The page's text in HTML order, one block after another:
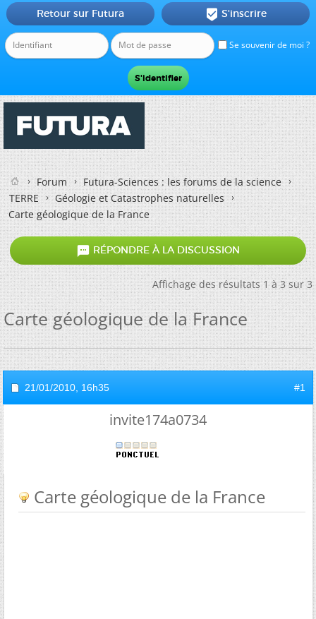
Se souvenir de moi ?
Retour sur Futura  S'inscrire
Forum
Futura-Sciences : les forums de la science
TERRE
Géologie et Catastrophes naturelles
Carte géologique de la France
 RÉPONDRE À LA DISCUSSION
Affichage des résultats 1 à 3 sur 3
Carte géologique de la France
21/01/2010, 16h35 #1
invite174a0734
Carte géologique de la France